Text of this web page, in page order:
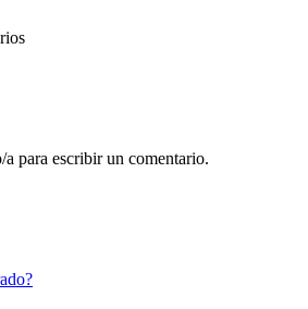
a para escribir un comentario.